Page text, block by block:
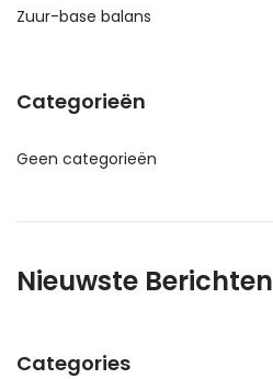
Zuur-base balans
Categorieën
Geen categorieën
Nieuwste Berichten
Categories